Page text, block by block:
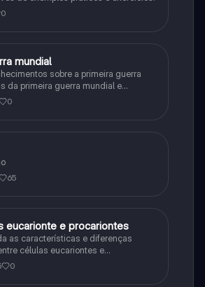
0
mundial
sobre a primeira guerra
da primeira guerra mundial e
da Primeira Guerra Mundial, fases da
0
65
eucarionte e procariontes
as características e diferenças
células eucariontes e
0